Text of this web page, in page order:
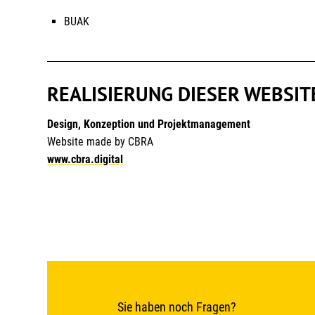
BUAK
REALISIERUNG DIESER
Design, Konzeption und Projektmanagement
Website made by CBRA
www.cbra.digital
Sie haben noch Fragen?